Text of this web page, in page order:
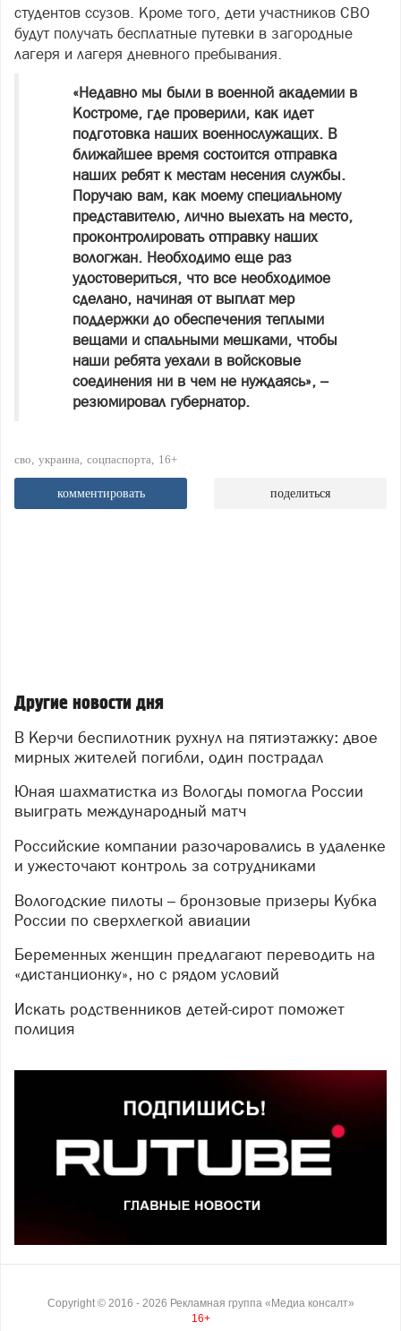
студентов ссузов. Кроме того, дети участников СВО
будут получать бесплатные путевки в загородные
лагеря и лагеря дневного пребывания.
«Недавно мы были в военной академии в
Костроме, где проверили, как идет
подготовка наших военнослужащих. В
ближайшее время состоится отправка
наших ребят к местам несения службы.
Поручаю вам, как моему специальному
представителю, лично выехать на место,
проконтролировать отправку наших
вологжан. Необходимо еще раз
удостовериться, что все необходимое
сделано, начиная от выплат мер
поддержки до обеспечения теплыми
вещами и спальными мешками, чтобы
наши ребята уехали в войсковые
соединения ни в чем не нуждаясь», –
резюмировал губернатор.
сво украина соцпаспорта 16+
комментировать поделиться
Другие новости дня
В Керчи беспилотник рухнул на пятиэтажку: двое
мирных жителей погибли, один пострадал
Юная шахматистка из Вологды помогла России
выиграть международный матч
Российские компании разочаровались в удаленке
и ужесточают контроль за сотрудниками
Вологодские пилоты – бронзовые призеры Кубка
России по сверхлегкой авиации
Беременных женщин предлагают переводить на
«дистанционку», но с рядом условий
Искать родственников детей-сирот поможет
полиция
Copyright © 2016 - 2026 Рекламная группа «Медиа консалт»
16+